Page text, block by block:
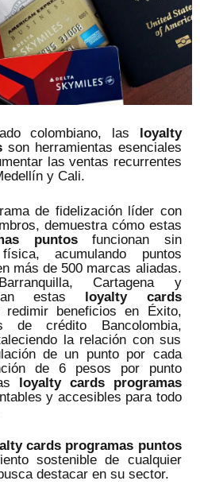
colombiano, las
loyalty
son herramientas esenciales
las ventas recurrentes
y Cali.
de fidelización líder con
demuestra cómo estas
puntosfuncionan sin
acumulando puntos
más de 500 marcas aliadas.
Cartagena y
estas loyalty cards
redimir beneficios en Éxito,
crédito Bancolombia,
la relación con sus
de un punto por cada
de 6 pesos por punto
loyalty cards programas
y accesibles para todo
cards programas puntos
sostenible de cualquier
destacar en su sector.